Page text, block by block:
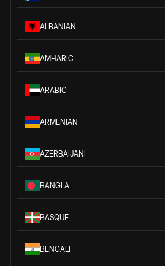
ALBANIAN
AMHARIC
ARABIC
ARMENIAN
AZERBAIJANI
BANGLA
BASQUE
BENGALI